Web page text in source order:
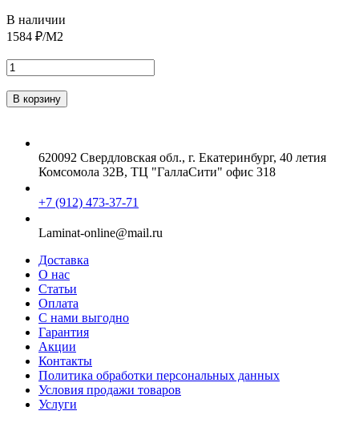
В наличии
1584 ₽/М2
620092 Свердловская обл., г. Екатеринбург, 40 летия
Комсомола 32В, ТЦ "ГаллаСити" офис 318
+7 (912) 473-37-71
Laminat-online@mail.ru
Доставка
О нас
Статьи
Оплата
С нами выгодно
Гарантия
Акции
Контакты
Политика обработки персональных данных
Условия продажи товаров
Услуги